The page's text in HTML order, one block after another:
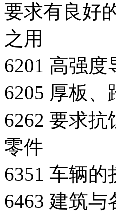
要求有良好
之用
6201 高强度
6205 厚板
6262 要求
零件
6351 车辆
6463 建筑